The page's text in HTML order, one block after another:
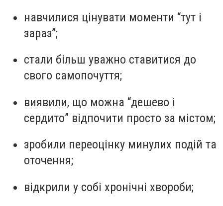
навчилися цінувати моменти “тут і
зараз”;
стали більш уважно ставитися до
свого самопочуття;
виявили, що можна “дешево і
сердито” відпочити просто за містом;
зробили переоцінку минулих подій та
оточення;
відкрили у собі хронічні хвороби;